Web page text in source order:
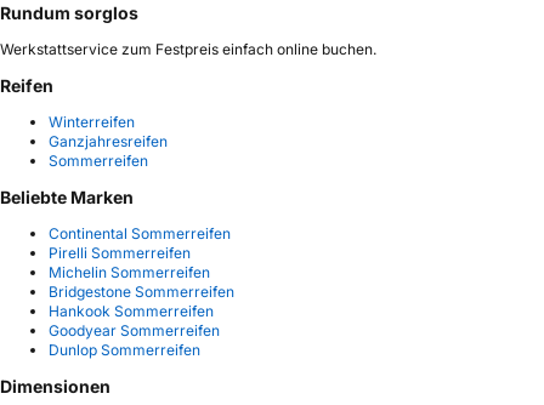
Rundum sorglos
Werkstattservice zum Festpreis einfach online buchen.
Reifen
Winterreifen
Ganzjahresreifen
Sommerreifen
Beliebte Marken
Continental Sommerreifen
Pirelli Sommerreifen
Michelin Sommerreifen
Bridgestone Sommerreifen
Hankook Sommerreifen
Goodyear Sommerreifen
Dunlop Sommerreifen
Dimensionen